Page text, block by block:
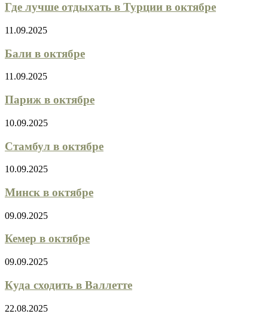
Где лучше отдыхать в Турции в октябре
11.09.2025
Бали в октябре
11.09.2025
Париж в октябре
10.09.2025
Стамбул в октябре
10.09.2025
Минск в октябре
09.09.2025
Кемер в октябре
09.09.2025
Куда сходить в Валлетте
22.08.2025